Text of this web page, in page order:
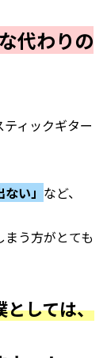
代わりの
ィックギター
い」 など、
う方がとても
としては、